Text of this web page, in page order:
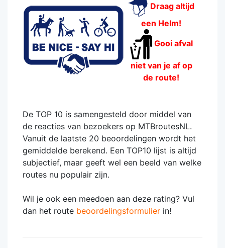
Draag altijd
een Helm!
Gooi afval
niet van je af op
de route!
De TOP 10 is samengesteld door middel van
de reacties van bezoekers op MTBroutesNL.
Vanuit de laatste 20 beoordelingen wordt het
gemiddelde berekend. Een TOP10 lijst is altijd
subjectief, maar geeft wel een beeld van welke
routes nu populair zijn.
Wil je ook een meedoen aan deze rating? Vul
dan het route beoordelingsformulier in!